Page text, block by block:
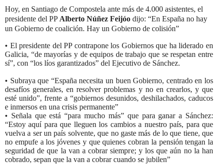
Hoy, en Santiago de Compostela ante más de 4.000 asistentes, el
presidente del PP Alberto Núñez Feijóo dijo: “En España no hay
un Gobierno de coalición. Hay un Gobierno de colisión”
• El presidente del PP contrapone los Gobiernos que ha liderado en
Galicia, “de mayorías y de equipos de trabajo que se respetan entre
sí”, con “los líos garantizados” del Ejecutivo de Sánchez.
• Subraya que “España necesita un buen Gobierno, centrado en los
desafíos generales, en resolver problemas y no en crearlos, y que
esté unido”, frente a “gobiernos desunidos, deshilachados, caducos
e inmersos en una crisis permanente”
• Señala que está “para mucho más” que para ganar a Sánchez:
“Estoy aquí para que lleguen los cambios a nuestro país, para que
vuelva a ser un país solvente, que no gaste más de lo que tiene, que
no empufe a los jóvenes y que quienes cobran la pensión tengan la
seguridad de que la van a cobrar siempre; y los que aún no la han
cobrado, sepan que la van a cobrar cuando se jubilen”